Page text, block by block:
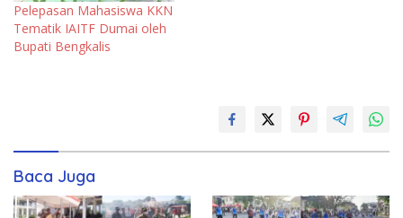
Pelepasan Mahasiswa KKN
Tematik IAITF Dumai oleh
Bupati Bengkalis
Baca Juga